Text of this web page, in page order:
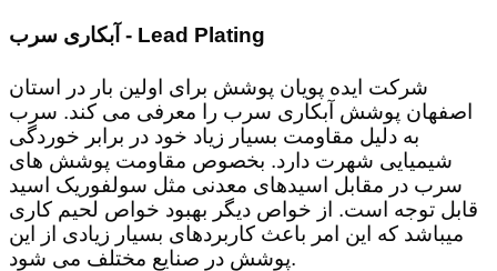
آبکاری سرب - Lead Plating
شرکت ایده پویان پوشش برای اولین بار در استان
اصفهان پوشش آبکاری سرب را معرفی می کند. سرب
به دلیل مقاومت بسیار زیاد خود در برابر خوردگی
شیمیایی شهرت دارد. بخصوص مقاومت پوشش های
سرب در مقابل اسیدهای معدنی مثل سولفوریک اسید
قابل توجه است. از خواص دیگر بهبود خواص لحیم کاری
میباشد که این امر باعث کاربردهای بسیار زیادی از این
پوشش در صنایع مختلف می شود.